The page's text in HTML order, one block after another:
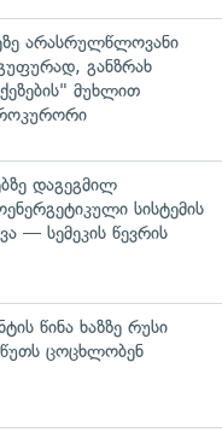
არასრულწლოვანი
განზრახ
მუხლით
დაგეგმილ
სისტემის
— სემეკის წევრის
წინა ხაზზე რუსი
ცოცხლობენ